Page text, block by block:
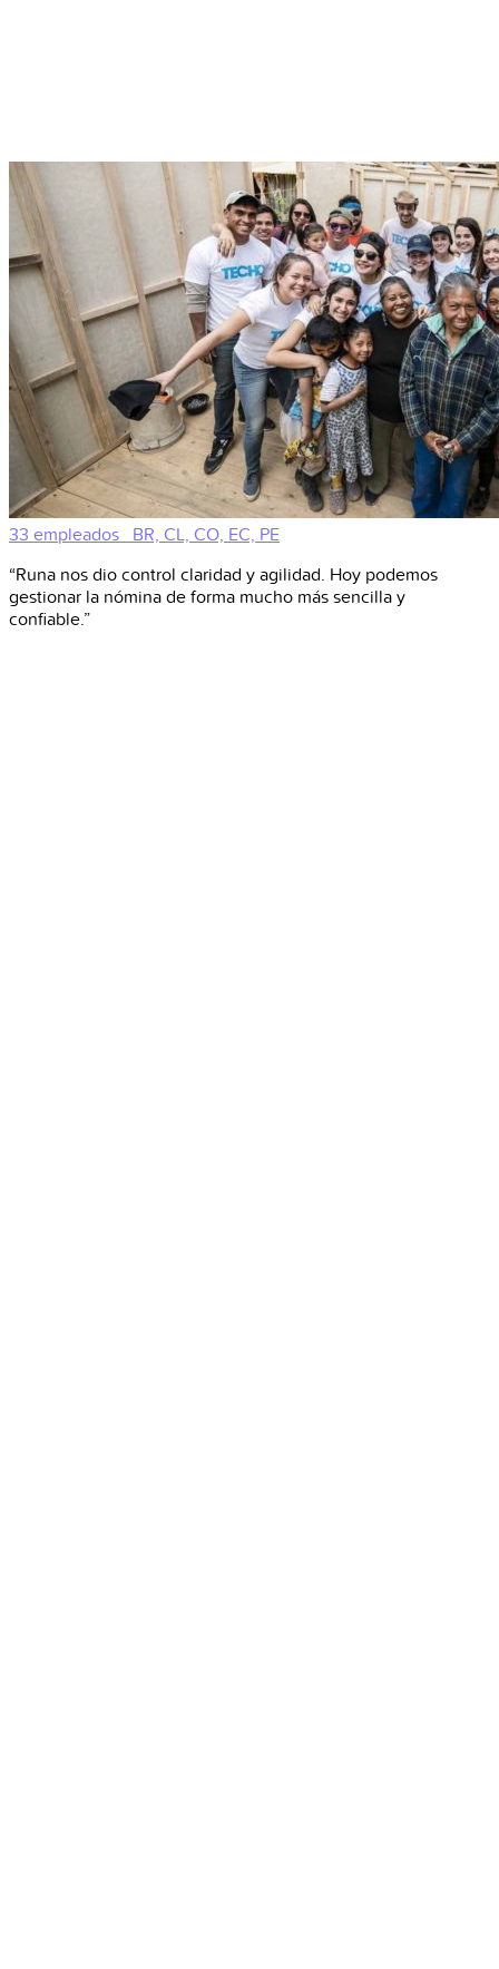
33 empleados
BR, CL, CO, EC, PE
“Runa nos dio control claridad y agilidad. Hoy podemos
gestionar la nómina de forma mucho más sencilla y
confiable.”